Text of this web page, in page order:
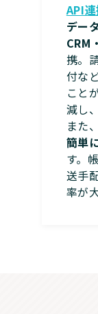
API
デー
CRM
携。
付な
こと
減し
また、
簡単
す。
送手
率が